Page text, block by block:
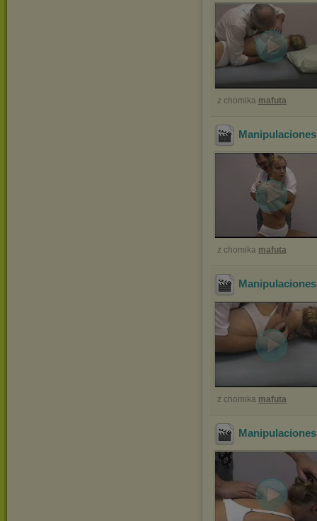
z chomika mafuta
z chomika mafuta
z chomika mafuta